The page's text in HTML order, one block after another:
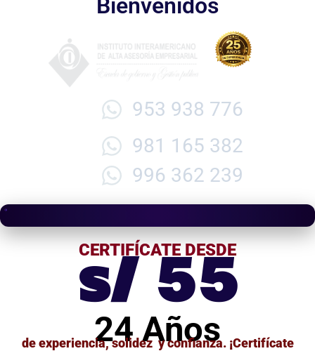
Bienvenidos
953 938 776
981 165 382
996 362 239
CERTIFÍCATE DESDE
s/ 55
24 Años
de experiencia, solidez y confianza. ¡Certifícate